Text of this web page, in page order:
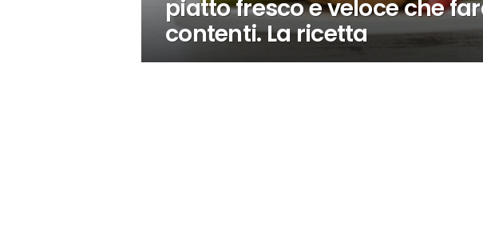
piatto fresco e veloce che
contenti. La ricetta